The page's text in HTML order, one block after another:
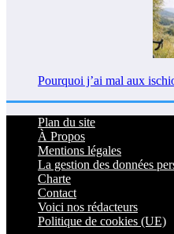
Pourquoi j’ai mal aux
Plan du site
À Propos
Mentions légales
La gestion des données
Charte
Contact
Voici nos rédacteurs
Politique de cookies (UE)